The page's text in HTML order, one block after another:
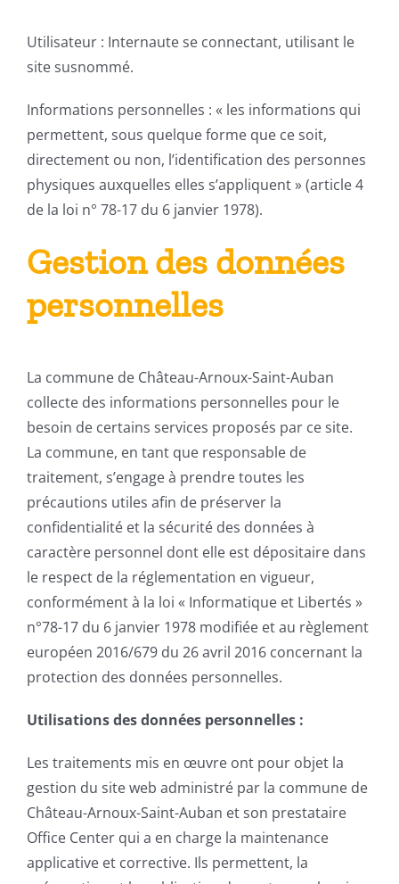
Utilisateur : Internaute se connectant, utilisant le
site susnommé.
Informations personnelles : « les informations qui
permettent, sous quelque forme que ce soit,
directement ou non, l’identification des personnes
physiques auxquelles elles s’appliquent » (article 4
de la loi n° 78-17 du 6 janvier 1978).
Gestion des données
personnelles
La commune de Château-Arnoux-Saint-Auban
collecte des informations personnelles pour le
besoin de certains services proposés par ce site.
La commune, en tant que responsable de
traitement, s’engage à prendre toutes les
précautions utiles afin de préserver la
confidentialité et la sécurité des données à
caractère personnel dont elle est dépositaire dans
le respect de la réglementation en vigueur,
conformément à la loi « Informatique et Libertés »
n°78-17 du 6 janvier 1978 modifiée et au règlement
européen 2016/679 du 26 avril 2016 concernant la
protection des données personnelles.
Utilisations des données personnelles :
Les traitements mis en œuvre ont pour objet la
gestion du site web administré par la commune de
Château-Arnoux-Saint-Auban et son prestataire
Office Center qui a en charge la maintenance
applicative et corrective. Ils permettent, la